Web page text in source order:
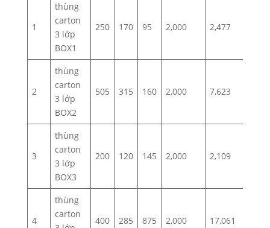
1
thùng
carton
3 lớp
BOX1
250 170 95 2,000 2,477
2
thùng
carton
3 lớp
BOX2
505 315 160 2,000 7,623
3
thùng
carton
3 lớp
BOX3
200 120 145 2,000 2,109
4
thùng
carton
400 285 875 2,000 17,061